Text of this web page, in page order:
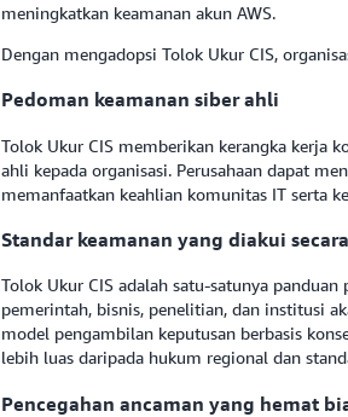
meningkatkan keamanan akun AWS.
Dengan mengadopsi Tolok Ukur CIS,
Pedoman keamanan siber ahli
Tolok Ukur CIS memberikan kerangka kerja
ahli kepada organisasi. Perusahaan dapat
memanfaatkan keahlian komunitas IT serta
Standar keamanan yang diakui
Tolok Ukur CIS adalah satu-satunya
pemerintah, bisnis, penelitian, dan institusi
model pengambilan keputusan berbasis
lebih luas daripada hukum regional dan
Pencegahan ancaman yang hemat